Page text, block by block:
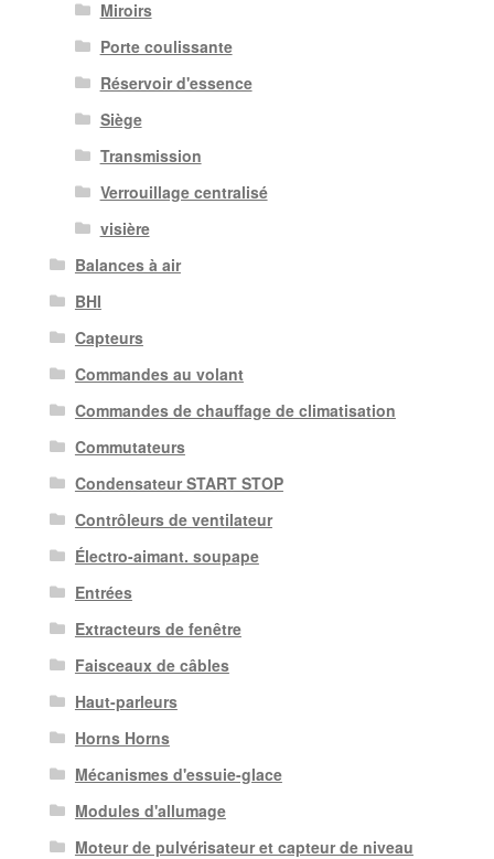
Miroirs
Porte coulissante
Réservoir d'essence
Siège
Transmission
Verrouillage centralisé
visière
Balances à air
BHI
Capteurs
Commandes au volant
Commandes de chauffage de climatisation
Commutateurs
Condensateur START STOP
Contrôleurs de ventilateur
Électro-aimant. soupape
Entrées
Extracteurs de fenêtre
Faisceaux de câbles
Haut-parleurs
Horns Horns
Mécanismes d'essuie-glace
Modules d'allumage
Moteur de pulvérisateur et capteur de niveau